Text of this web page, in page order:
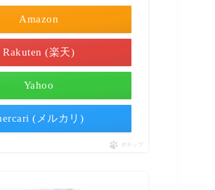
Amazon
Rakuten (楽天)
Yahoo
(メルカリ)
ポチップ